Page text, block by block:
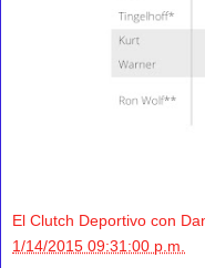
El Clutch Deportivo con
1/14/2015 09:31:00 p.m.